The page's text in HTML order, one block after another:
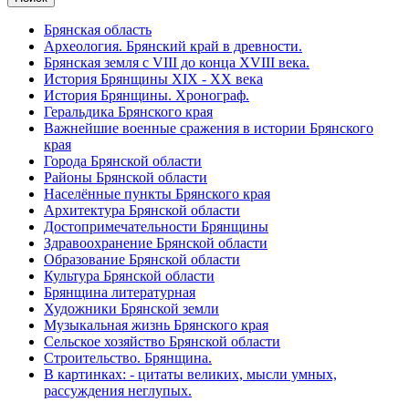
Брянская область
Археология. Брянский край в древности.
Брянская земля с VIII до конца XVIII века.
История Брянщины XIX - XX века
История Брянщины. Хронограф.
Геральдика Брянского края
Важнейшие военные сражения в истории Брянского
края
Города Брянской области
Районы Брянской области
Населённые пункты Брянского края
Архитектура Брянской области
Достопримечательности Брянщины
Здравоохранение Брянской области
Образование Брянской области
Культура Брянской области
Брянщина литературная
Художники Брянской земли
Музыкальная жизнь Брянского края
Сельское хозяйство Брянской области
Строительство. Брянщина.
В картинках: - цитаты великих, мысли умных,
рассуждения неглупых.